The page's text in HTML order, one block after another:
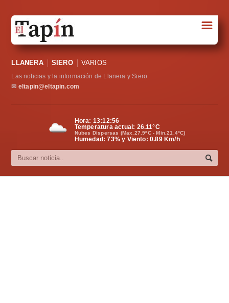
Sociedad
Política
Cultura
☰
LLANERA SIERO VARIOS
Las noticias y la información de Llanera y Siero
✉ eltapin@eltapin.com
Hora: 13:12:57
Temperatura actual: 26.11°C
Nubes Dispersas (Max.27.9ºC - Min.21.4ºC)
Humedad: 73% y Viento: 0.89 Km/h